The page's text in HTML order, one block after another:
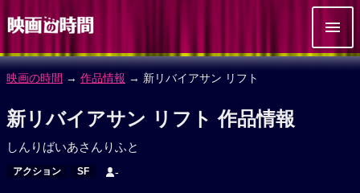
映画の時間 → 作品情報 → 新リバイアサン リフト
新リバイアサン リフト 作品情報
しんりばいあさんりふと
アクション SF -